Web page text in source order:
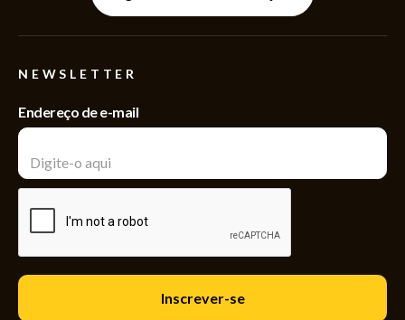
NEWSLETTER
Endereço de e-mail